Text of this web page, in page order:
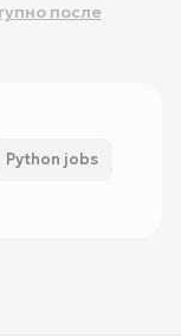
после
Python jobs